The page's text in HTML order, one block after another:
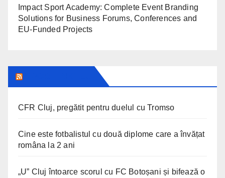
Impact Sport Academy: Complete Event Branding
Solutions for Business Forums, Conferences and
EU-Funded Projects
CFR Cluj, pregătit pentru duelul cu Tromso
Cine este fotbalistul cu două diplome care a învățat
româna la 2 ani
„U” Cluj întoarce scorul cu FC Botoșani și bifează o